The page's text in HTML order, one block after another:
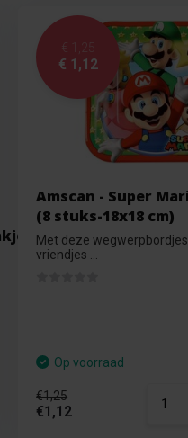
uitdeelzakjes
€ 1,25
€ 1,12
Amscan - Super
(8 stuks-18x18 cm)
Met deze
vriendjes ...
Op voorraad
€1,25
€1,12